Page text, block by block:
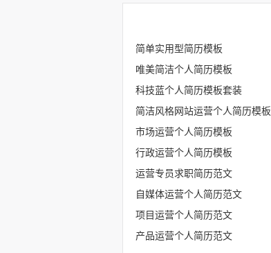
简单实用型简历模板
唯美简洁个人简历模板
科技蓝个人简历模板套装
简洁风格网站运营个人简历模板
市场运营个人简历模板
行政运营个人简历模板
运营专员求职简历范文
自媒体运营个人简历范文
项目运营个人简历范文
产品运营个人简历范文